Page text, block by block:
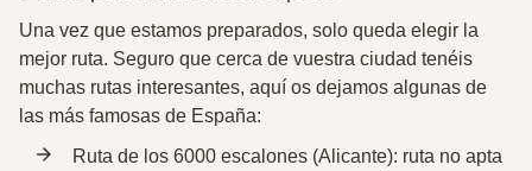
Una vez que estamos preparados, solo queda elegir la
mejor ruta. Seguro que cerca de vuestra ciudad tenéis
muchas rutas interesantes, aquí os dejamos algunas de
las más famosas de España:
Ruta de los 6000 escalones (Alicante): ruta no apta